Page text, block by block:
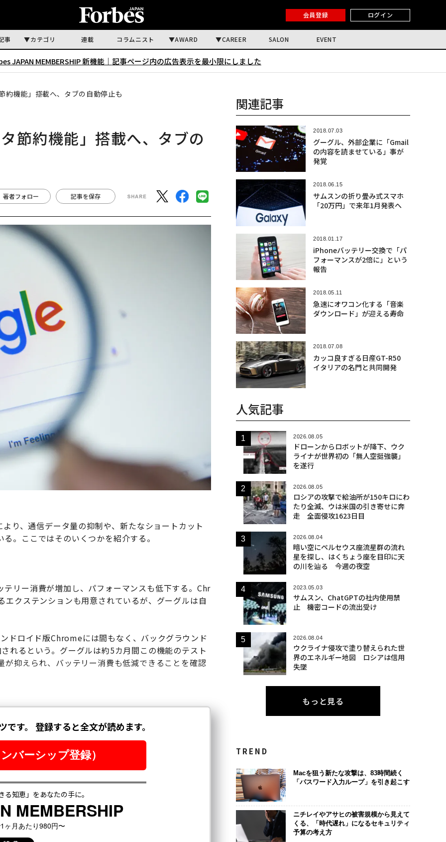
会員登録 ログイン
事 カテゴリ 連載 コラムニスト AWARD CAREER SALON EVENT
JAPAN MEMBERSHIP 新機能｜ 記事ページ内の広告表示を最小限にしました
機能」搭載へ、タブの自動停止も
節約機能」搭載へ、タブの
著者フォロー 記事を保存
り、通信データ量の抑制や、新たなショートカット
。ここではそのいくつかを紹介する。
リー消費が増加し、パフォーマンスも低下する。Chr
クステンションも用意されているが、グーグルは自
ドロイド版Chromeには間もなく、バックグラウンド
れるという。グーグルは約5カ月間この機能のテスト
抑えられ、バッテリー消費も低減できることを確認
関連記事
2018.07.03
グーグル、外部企業に「Gmail
の内容を読ませている」事が
発覚
2018.06.15
サムスンの折り畳み式スマホ
「20万円」で来年1月発表へ
2018.01.17
iPhoneバッテリー交換で「パ
フォーマンスが2倍に」という
報告
2018.05.11
急速にオワコン化する「音楽
ダウンロード」が迎える寿命
2018.07.08
カッコ良すぎる日産GT-R50
イタリアの名門と共同開発
人気記事
2026.08.05
ドローンからロボットが降下、ウク
ライナが世界初の「無人空挺強襲」
を遂行
2026.08.05
ロシアの攻撃で給油所が150キロにわ
たり全滅、ウは米国の引き寄せに奔
走 全面侵攻1623日目
2026.08.04
暗い空にペルセウス座流星群の流れ
星を探し、はくちょう座を目印に天
の川を辿る 今週の夜空
2023.05.03
サムスン、ChatGPTの社内使用禁
止 機密コードの流出受け
2026.08.04
ウクライナ侵攻で塗り替えられた世
界のエネルギー地図 ロシアは信用
失墜
もっと見る
TREND
Macを狙う新たな攻撃は、83時間続く
「パスワード入力ループ」を引き起こす
ニチレイやアサヒの被害規模から見えて
くる、「時代遅れ」になるセキュリティ
予算の考え方